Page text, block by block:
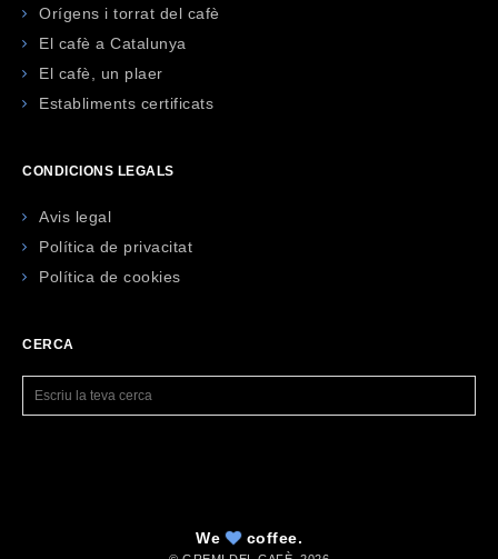
Orígens i torrat del cafè
El cafè a Catalunya
El cafè, un plaer
Establiments certificats
CONDICIONS LEGALS
Avis legal
Política de privacitat
Política de cookies
CERCA
We coffee.